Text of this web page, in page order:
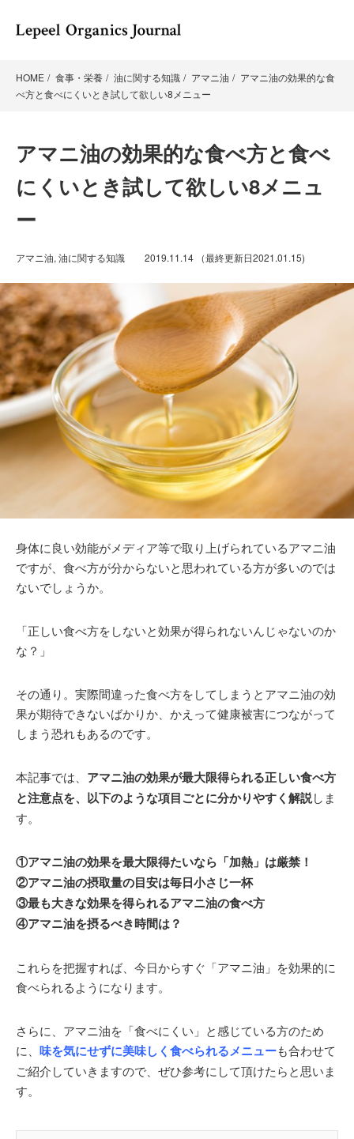
HOME 食事・栄養 油に関する知識 アマニ油
アマニ油の効果的な食
べ方と食べにくいとき試して欲しい8メニュー
アマニ油の効果的な食べ方と食べ
にくいとき試して欲しい8メニュ
ー
アマニ油, 油に関する知識 2019.11.14 （最終更新日2021.01.15)
身体に良い効能がメディア等で取り上げられているアマニ油
ですが、食べ方が分からないと思われている方が多いのでは
ないでしょうか。
「正しい食べ方をしないと効果が得られないんじゃないのか
な？」
その通り。実際間違った食べ方をしてしまうとアマニ油の効
果が期待できないばかりか、かえって健康被害につながって
しまう恐れもあるのです。
本記事では、 アマニ油の効果が最大限得られる正しい食べ方
と注意点を、以下のような項目ごとに分かりやすく解説しま
す。
①アマニ油の効果を最大限得たいなら「加熱」は厳禁！
②アマニ油の摂取量の目安は毎日小さじ一杯
③最も大きな効果を得られるアマニ油の食べ方
④アマニ油を摂るべき時間は？
これらを把握すれば、今日からすぐ「アマニ油」を効果的に
食べられるようになります。
さらに、アマニ油を「食べにくい」と感じている方のため
に、 味を気にせずに美味しく食べられるメニューも合わせて
ご紹介していきますので、ぜひ参考にして頂けたらと思いま
す。